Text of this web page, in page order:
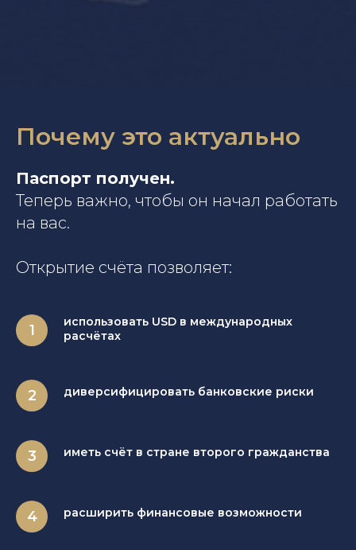
Почему это актуально
Паспорт получен.
Теперь важно, чтобы он начал работать
на вас.
Открытие счёта позволяет:
использовать USD в международных
расчётах
диверсифицировать банковские риски
иметь счёт в стране второго гражданства
расширить финансовые возможности